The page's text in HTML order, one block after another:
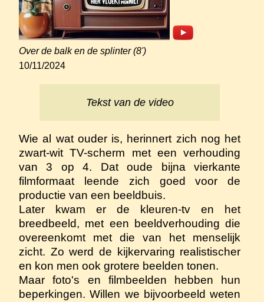
Over de balk en de splinter (8')
10/11/2024
Tekst van de video
Wie al wat ouder is, herinnert zich nog het
zwart-wit TV-scherm met een verhouding
van 3 op 4. Dat oude bijna vierkante
filmformaat leende zich goed voor de
productie van een beeldbuis.
Later kwam er de kleuren-tv en het
breedbeeld, met een beeldverhouding die
overeenkomt met die van het menselijk
zicht. Zo werd de kijkervaring realistischer
en kon men ook grotere beelden tonen.
Maar foto's en filmbeelden hebben hun
beperkingen. Willen we bijvoorbeeld weten